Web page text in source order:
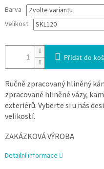
Barva
Velikost
Přidat do
Ručně zpracovaný hliněný
zpracované hliněné vázy,
exteriérů. Vyberte si u nás
velikostí.
ZAKÁZKOVÁ VÝROBA
Detailní informace